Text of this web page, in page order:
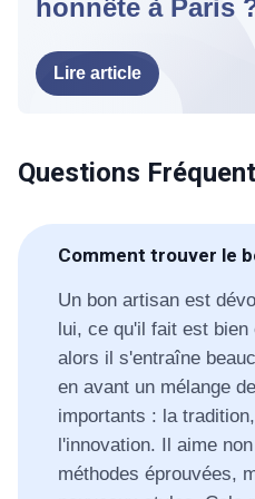
honnête à Paris
Lire article
Questions
Comment trouver le
Un bon artisan est
lui, ce qu'il fait est
alors il s'entraîne
en avant un mélange
importants : la
l'innovation. Il aime
méthodes éprouvées,